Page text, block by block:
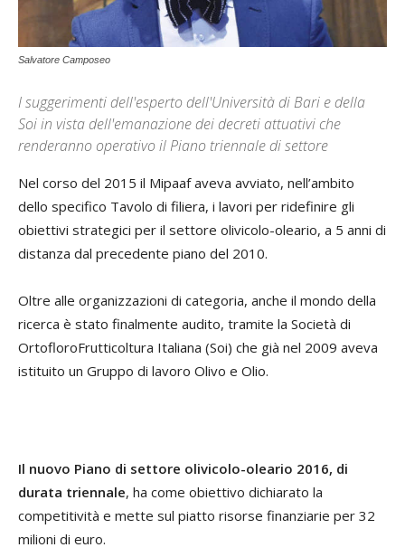
Salvatore Camposeo
I suggerimenti dell'esperto dell'Università di Bari e della
Soi in vista dell'emanazione dei decreti attuativi che
renderanno operativo il Piano triennale di settore
Nel corso del 2015 il Mipaaf aveva avviato, nell’ambito
dello specifico Tavolo di filiera, i lavori per ridefinire gli
obiettivi strategici per il settore olivicolo-oleario, a 5 anni di
distanza dal precedente piano del 2010.
Oltre alle organizzazioni di categoria, anche il mondo della
ricerca è stato finalmente audito, tramite la Società di
OrtofloroFrutticoltura Italiana (Soi) che già nel 2009 aveva
istituito un Gruppo di lavoro Olivo e Olio.
Il nuovo Piano di settore olivicolo-oleario 2016, di
durata triennale, ha come obiettivo dichiarato la
competitività e mette sul piatto risorse finanziarie per 32
milioni di euro.